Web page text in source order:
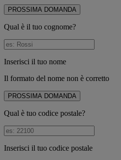
PROSSIMA DOMANDA
Qual è il tuo cognome?
Inserisci il tuo nome
Il formato del nome non è corretto
PROSSIMA DOMANDA
Qual è tuo codice postale?
Inserisci il tuo codice postale